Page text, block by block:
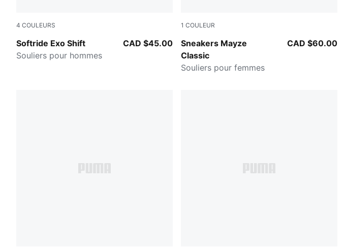
4 COULEURS
Softride Exo Shift
Dusky Gray-Gray Echo
Souliers pour hommes
CAD $45.00
1 COULEUR
Sneakers Mayze
Classic
PUMA WHITE
Souliers pour femmes
CAD $60.00